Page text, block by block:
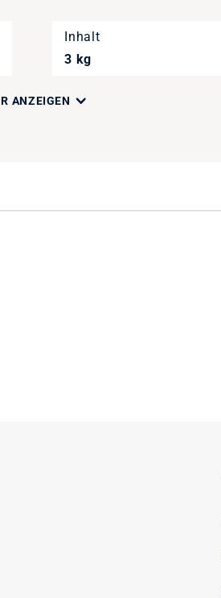
Inhalt
3 kg
ANZEIGEN